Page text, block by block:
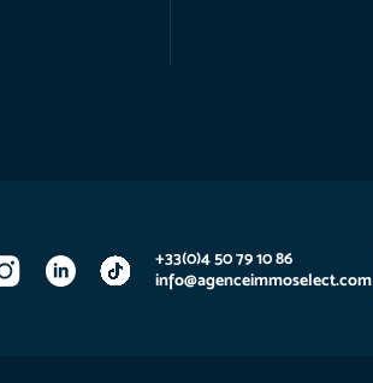
+33(0)4 50 79 10 86
info@agenceimmoselect.com